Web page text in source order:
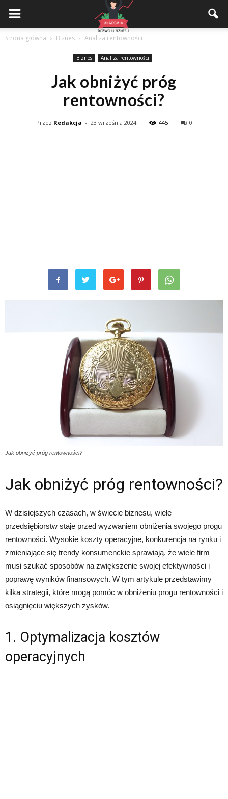
Akademiarozwojubiznesu.pl
Strona główna Biznes Analiza rentowności
Biznes Analiza rentowności
Jak obniżyć próg
rentowności?
Przez Redakcja - 23 września 2024 445 0
Jak obniżyć próg rentowności?
Jak obniżyć próg rentowności?
W dzisiejszych czasach, w świecie biznesu, wiele
przedsiębiorstw staje przed wyzwaniem obniżenia swojego progu
rentowności. Wysokie koszty operacyjne, konkurencja na rynku i
zmieniające się trendy konsumenckie sprawiają, że wiele firm
musi szukać sposobów na zwiększenie swojej efektywności i
poprawę wyników finansowych. W tym artykule przedstawimy
kilka strategii, które mogą pomóc w obniżeniu progu rentowności i
osiągnięciu większych zysków.
1. Optymalizacja kosztów
operacyjnych